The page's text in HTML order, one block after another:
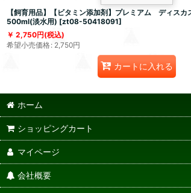
【飼育用品】【ビタミン添加剤】プレミアム ディス
500ml(淡水用) [zt08-50418091]
2,750円(税込)
希望小売価格: 2,750円
カートに入れる
ホーム
ショッピングカート
マイページ
会社概要